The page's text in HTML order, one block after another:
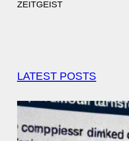
ZEITGEIST
LATEST POSTS